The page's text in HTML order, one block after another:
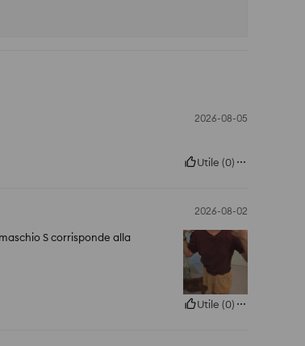
2026-08-05
Utile (0)
2026-08-02
S corrisponde alla
Utile (0)